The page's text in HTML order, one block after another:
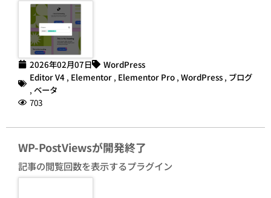
2026年02月07日
WordPress
Editor V4 , Elementor , Elementor Pro , WordPress , ブログ
, ベータ
703
WP-PostViewsが開発終了
記事の閲覧回数を表示するプラグイン